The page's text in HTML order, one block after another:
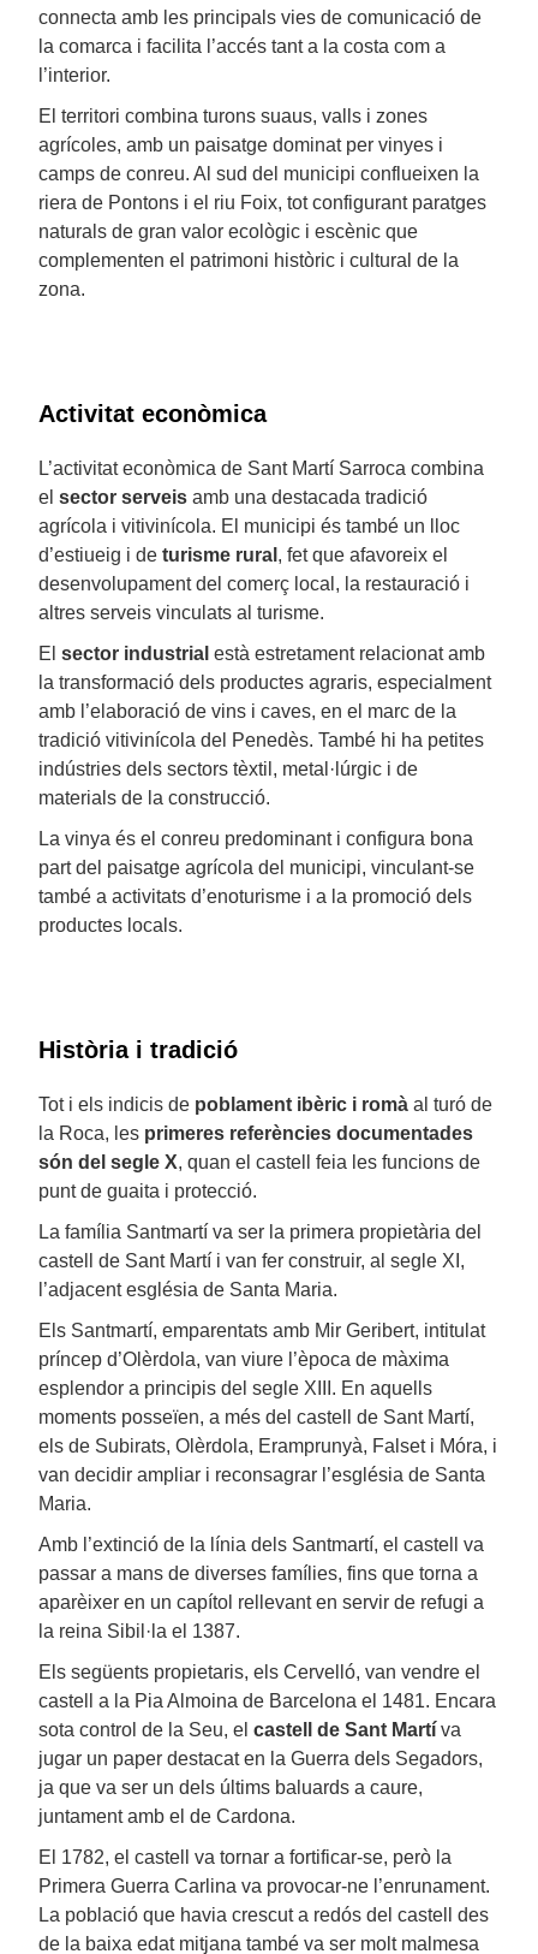
connecta amb les principals vies de comunicació de
la comarca i facilita l’accés tant a la costa com a
l’interior.
El territori combina turons suaus, valls i zones
agrícoles, amb un paisatge dominat per vinyes i
camps de conreu. Al sud del municipi conflueixen la
riera de Pontons i el riu Foix, tot configurant paratges
naturals de gran valor ecològic i escènic que
complementen el patrimoni històric i cultural de la
zona.
Activitat econòmica
L’activitat econòmica de Sant Martí Sarroca combina
el sector serveis amb una destacada tradició
agrícola i vitivinícola. El municipi és també un lloc
d’estiueig i de turisme rural , fet que afavoreix el
desenvolupament del comerç local, la restauració i
altres serveis vinculats al turisme.
El sector industrial està estretament relacionat amb
la transformació dels productes agraris, especialment
amb l’elaboració de vins i caves, en el marc de la
tradició vitivinícola del Penedès. També hi ha petites
indústries dels sectors tèxtil, metal·lúrgic i de
materials de la construcció.
La vinya és el conreu predominant i configura bona
part del paisatge agrícola del municipi, vinculant-se
també a activitats d’enoturisme i a la promoció dels
productes locals.
Història i tradició
Tot i els indicis de poblament ibèric i romà al turó de
la Roca, les primeres referències documentades
són del segle X, quan el castell feia les funcions de
punt de guaita i protecció.
La família Santmartí va ser la primera propietària del
castell de Sant Martí i van fer construir, al segle XI,
l’adjacent església de Santa Maria.
Els Santmartí, emparentats amb Mir Geribert, intitulat
príncep d’Olèrdola, van viure l’època de màxima
esplendor a principis del segle XIII. En aquells
moments posseïen, a més del castell de Sant Martí,
els de Subirats, Olèrdola, Eramprunyà, Falset i Móra, i
van decidir ampliar i reconsagrar l’església de Santa
Maria.
Amb l’extinció de la línia dels Santmartí, el castell va
passar a mans de diverses famílies, fins que torna a
aparèixer en un capítol rellevant en servir de refugi a
la reina Sibil·la el 1387.
Els següents propietaris, els Cervelló, van vendre el
castell a la Pia Almoina de Barcelona el 1481. Encara
sota control de la Seu, el castell de Sant Martí va
jugar un paper destacat en la Guerra dels Segadors,
ja que va ser un dels últims baluards a caure,
juntament amb el de Cardona.
El 1782, el castell va tornar a fortificar-se, però la
Primera Guerra Carlina va provocar-ne l’enrunament.
La població que havia crescut a redós del castell des
de la baixa edat mitjana també va ser molt malmesa